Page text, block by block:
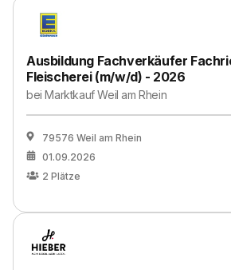
Ausbildung Fachverkäufer
Fleischerei (m/w/d) - 2026
beiMarktkauf Weil am Rhein
79576 Weil am Rhein
01.09.2026
2 Plätze